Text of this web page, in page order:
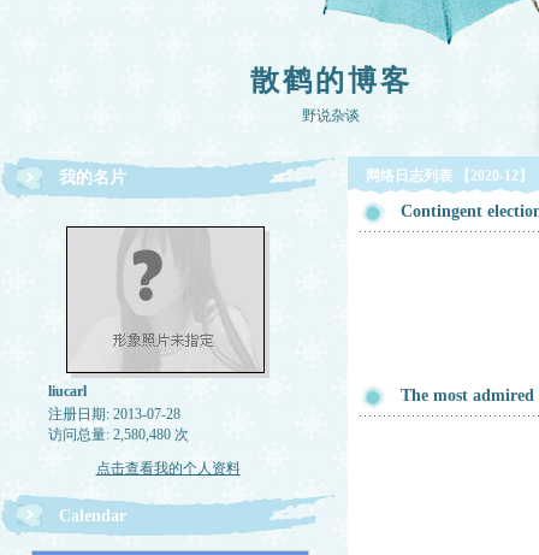
散鹤的博客
野说杂谈
我的名片
liucarl
注册日期: 2013-07-28
访问总量: 2,580,480 次
点击查看我的个人资料
Calendar
网络日志列表 【2020-12】
Contingent
The most admired